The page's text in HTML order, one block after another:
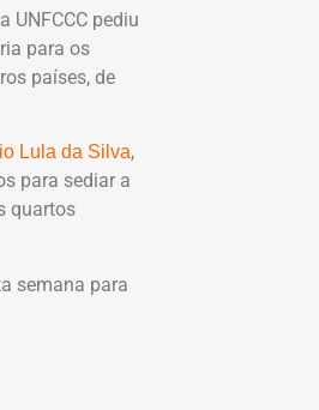
UNFCCC pediu
para os
países, de
Lula da Silva,
para sediar a
quartos
semana para